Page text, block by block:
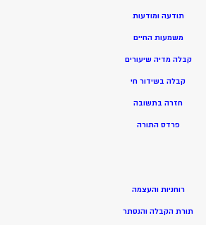
תודעה ומודעות
משמעות החיים
קבלה מדיה שיעורים
קבלה בשידור חי
חזרה בתשובה
פרדס התורה
רוחניות והעצמה
תורת הקבלה והנסתר